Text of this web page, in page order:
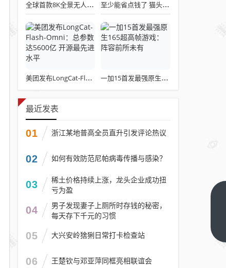
全球首款8K全景无人机影翎A1全球出货量突破三万，上市仅一个月！ 至少能省点钱了 猫头鹰确认：现有LGA 1851散热器全面支持LGA 1954！
美团发布LongCat-Flash-Omni：总参数达5600亿 开源最先进水平 一加15首发最强原生165超高帧游戏：阵容前所未有
最近发表
01 浙江某地普高全员直升引发评论热议
02 如何有效防范尼帕病毒传播与感染？
03
稀土价格持续上涨，龙头企业成功扭
亏为盈
04
男子发现妻子上厕所时存钱的秘密，
每天存下千元的习惯
05 大兴安岭猞猁日常打卡检查站
06 王楚钦与邓亚萍同框亮相联谊会